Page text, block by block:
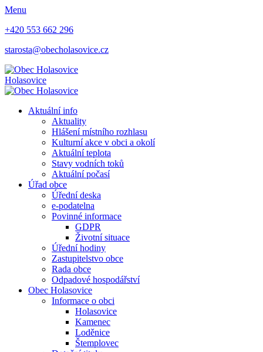
Menu
+420 553 662 296
starosta@obecholasovice.cz
Holasovice
Aktuální info
Aktuality
Hlášení místního rozhlasu
Kulturní akce v obci a okolí
Aktuální teplota
Stavy vodních toků
Aktuální počasí
Úřad obce
Úřední deska
e-podatelna
Povinné informace
GDPR
Životní situace
Úřední hodiny
Zastupitelstvo obce
Rada obce
Odpadové hospodářství
Obec Holasovice
Informace o obci
Holasovice
Kamenec
Loděnice
Štemplovec